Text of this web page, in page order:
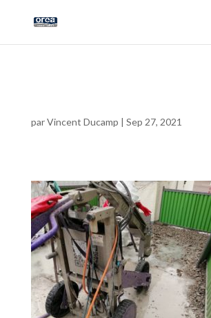
parVincent Ducamp | Sep 27, 2021